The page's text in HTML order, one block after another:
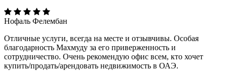
Нофаль Фелембан
Отличные услуги, всегда на месте и отзывчивы. Особая
благодарность Махмуду за его приверженность и
сотрудничество. Очень рекомендую офис всем, кто хочет
купить/продать/арендовать недвижимость в ОАЭ.